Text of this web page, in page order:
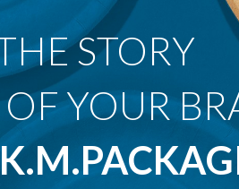
OF YOUR